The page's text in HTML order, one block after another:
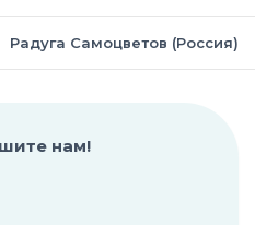
Радуга Самоцветов (Россия)
нам!